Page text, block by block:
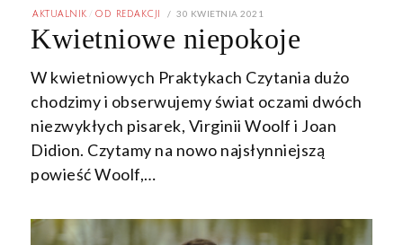
AKTUALNIK OD REDAKCJI
POSTED
30 KWIETNIA 2021
KWIETNIA
2021
Kwietniowe niepokoje
W kwietniowych Praktykach Czytania dużo
chodzimy i obserwujemy świat oczami dwóch
niezwykłych pisarek, Virginii Woolf i Joan
Didion. Czytamy na nowo najsłynniejszą
powieść Woolf,…